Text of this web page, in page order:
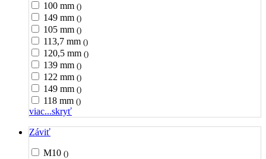
100 mm ()
149 mm ()
105 mm ()
113,7 mm ()
120,5 mm ()
139 mm ()
122 mm ()
149 mm ()
118 mm ()
viac...skryť
Záviť
M10 ()